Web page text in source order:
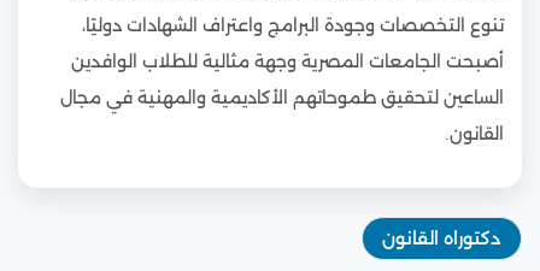
تنوع التخصصات وجودة البرامج واعتراف الشهادات دوليًا،
أصبحت الجامعات المصرية وجهة مثالية للطلاب الوافدين
الساعين لتحقيق طموحاتهم الأكاديمية والمهنية في مجال
القانون.
دكتوراه القانون